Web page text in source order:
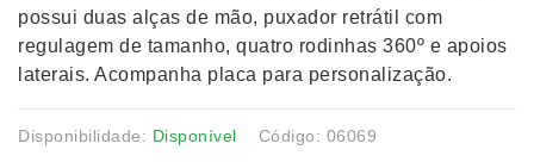
possui duas alças de mão, puxador retrátil com
regulagem de tamanho, quatro rodinhas 360º e apoios
laterais. Acompanha placa para personalização.
Disponibilidade: Disponível Código: 06069